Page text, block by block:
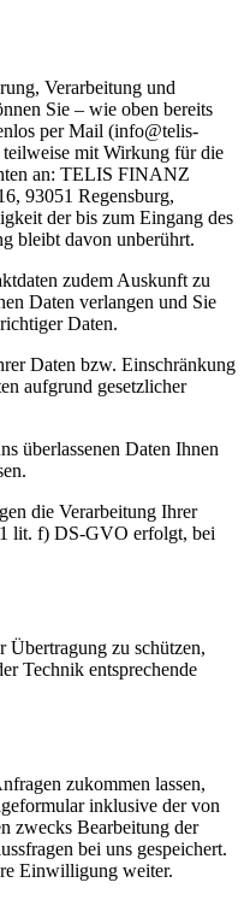
Verarbeitung und
Sie – wie oben bereits
per Mail (info@telis-
mit Wirkung für die
an: TELIS FINANZ
93051 Regensburg,
der bis zum Eingang des
bleibt davon unberührt.
zudem Auskunft zu
Daten verlangen und Sie
Daten.
Daten bzw. Einschränkung
aufgrund gesetzlicher
überlassenen Daten Ihnen
die Verarbeitung Ihrer
lit. f) DS-GVO erfolgt, bei
Übertragung zu schützen,
Technik entsprechende
zukommen lassen,
inklusive der von
zwecks Bearbeitung der
bei uns gespeichert.
Einwilligung weiter.